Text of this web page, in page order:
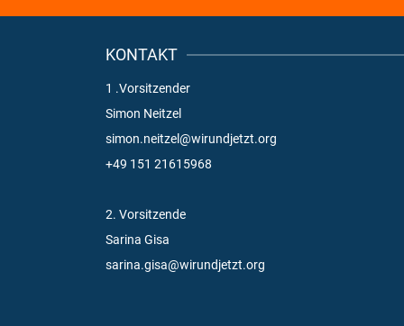
KONTAKT
1 .Vorsitzender
Simon Neitzel
simon.neitzel@wirundjetzt.org
+49 151 21615968
2. Vorsitzende
Sarina Gisa
sarina.gisa@wirundjetzt.org